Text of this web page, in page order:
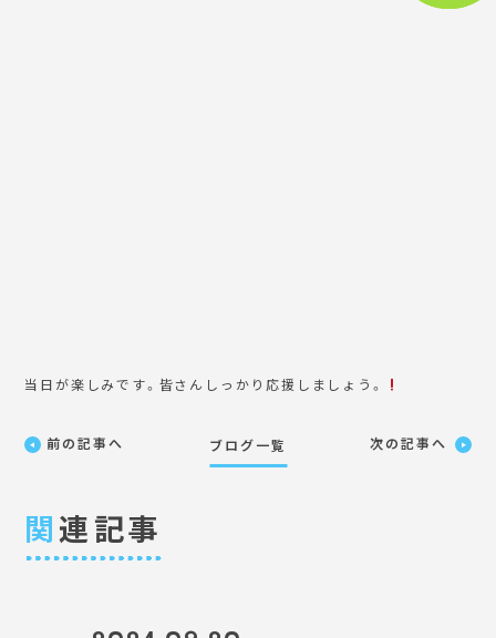
当日が楽しみです。皆さんしっかり応援しましょう。
前の記事へ ブログ一覧 次の記事へ
関連記事